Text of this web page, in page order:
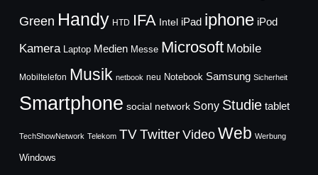
Green Handy HTD IFA Intel iPad iphone iPod
Kamera Laptop Medien Messe Microsoft Mobile
Mobiltelefon Musik netbook neu Notebook Samsung Sicherheit
Smartphone social network Sony Studie tablet
TechShowNetwork Telekom TVTwitter Video Web Werbung
Windows